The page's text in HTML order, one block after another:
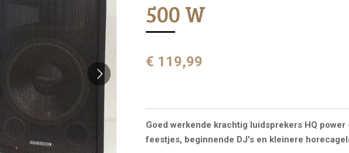
500 W
€ 119,99
Goed werkende krachtig luidsprekers HQ power
feestjes, beginnende DJ's en kleinere